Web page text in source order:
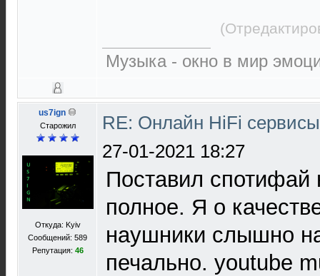
Музыка - окно в мир
us7ign
Старожил
Откуда: Kyiv
Сообщений: 589
Репутация: 46
RE: Онлайн HiFi
27-01-2021 18:27
Поставил
полное. Я о
наушники слышно
печально. youtube